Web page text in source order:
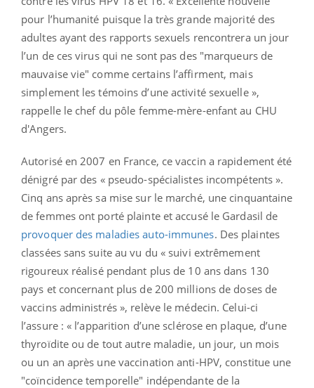
pour l’humanité puisque la très grande majorité des
adultes ayant des rapports sexuels rencontrera un jour
l’un de ces virus qui ne sont pas des "marqueurs de
mauvaise vie" comme certains l’affirment, mais
simplement les témoins d’une activité sexuelle »,
rappelle le chef du pôle femme-mère-enfant au CHU
d'Angers.
Autorisé en 2007 en France, ce vaccin a rapidement été
dénigré par des « pseudo-spécialistes incompétents ».
Cinq ans après sa mise sur le marché, une cinquantaine
de femmes ont porté plainte et accusé le Gardasil de
provoquer des maladies auto-immunes. Des plaintes
classées sans suite au vu du « suivi extrêmement
rigoureux réalisé pendant plus de 10 ans dans 130
pays et concernant plus de 200 millions de doses de
vaccins administrés », relève le médecin. Celui-ci
l’assure : « l’apparition d’une sclérose en plaque, d’une
thyroïdite ou de tout autre maladie, un jour, un mois
ou un an après une vaccination anti-HPV, constitue une
"coïncidence temporelle" indépendante de la